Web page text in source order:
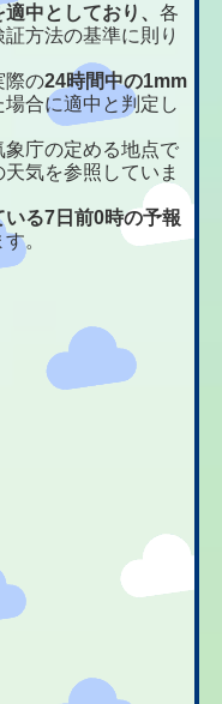
中としており、各
方法の基準に則り
際の24時間中の1mm
場合に適中と判定し
庁の定める地点で
天気を参照していま
る7日前0時の予報
。